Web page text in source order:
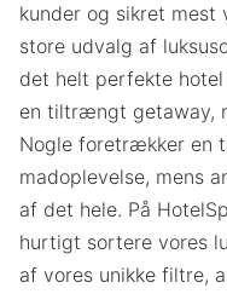
kunder og sikret
store udvalg af
det helt perfekte
en tiltrængt getaway,
Nogle foretrækker en
madoplevelse, mens
af det hele. På
hurtigt sortere vores
af vores unikke filtre,